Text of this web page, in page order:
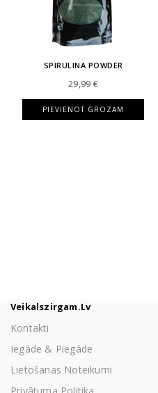
SPIRULINA POWDER
29,99 €
PIEVIENOT GROZAM
Veikalszirgam.lv
Kontakti
Iegāde & Piegāde
Lietošanas Noteikumi
Privātuma Politika